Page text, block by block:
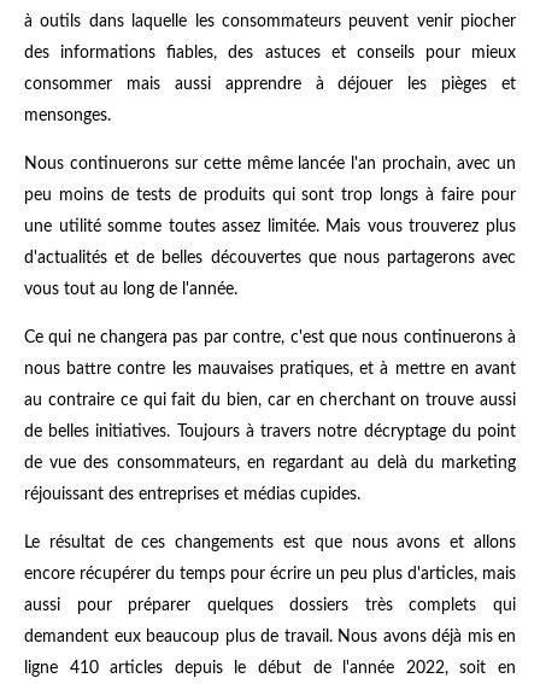
à outils dans laquelle les consommateurs peuvent venir piocher
des informations fiables, des astuces et conseils pour mieux
consommer mais aussi apprendre à déjouer les pièges et
mensonges.
Nous continuerons sur cette même lancée l'an prochain, avec un
peu moins de tests de produits qui sont trop longs à faire pour
une utilité somme toutes assez limitée. Mais vous trouverez plus
d'actualités et de belles découvertes que nous partagerons avec
vous tout au long de l'année.
Ce qui ne changera pas par contre, c'est que nous continuerons à
nous battre contre les mauvaises pratiques, et à mettre en avant
au contraire ce qui fait du bien, car en cherchant on trouve aussi
de belles initiatives. Toujours à travers notre décryptage du point
de vue des consommateurs, en regardant au delà du marketing
réjouissant des entreprises et médias cupides.
Le résultat de ces changements est que nous avons et allons
encore récupérer du temps pour écrire un peu plus d'articles, mais
aussi pour préparer quelques dossiers très complets qui
demandent eux beaucoup plus de travail. Nous avons déjà mis en
ligne 410 articles depuis le début de l'année 2022, soit en